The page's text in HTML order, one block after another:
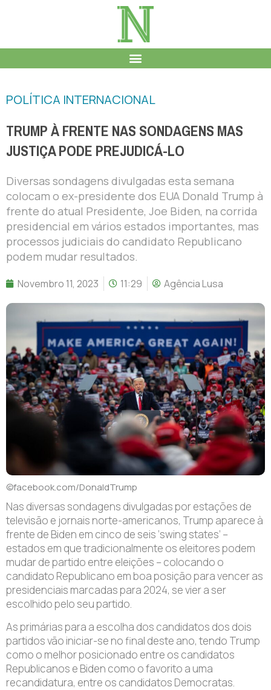
POLÍTICA INTERNACIONAL
TRUMP À FRENTE NAS SONDAGENS MAS
JUSTIÇA PODE PREJUDICÁ-LO
Diversas sondagens divulgadas esta semana
colocam o ex-presidente dos EUA Donald Trump à
frente do atual Presidente, Joe Biden, na corrida
presidencial em vários estados importantes, mas
processos judiciais do candidato Republicano
podem mudar resultados.
Novembro 11, 2023 11:29 Agência Lusa
©facebook.com/DonaldTrump
Nas diversas sondagens divulgadas por estações de
televisão e jornais norte-americanos, Trump aparece à
frente de Biden em cinco de seis ‘swing states’ –
estados em que tradicionalmente os eleitores podem
mudar de partido entre eleições – colocando o
candidato Republicano em boa posição para vencer as
presidenciais marcadas para 2024, se vier a ser
escolhido pelo seu partido.
As primárias para a escolha dos candidatos dos dois
partidos vão iniciar-se no final deste ano, tendo Trump
como o melhor posicionado entre os candidatos
Republicanos e Biden como o favorito a uma
recandidatura, entre os candidatos Democratas.